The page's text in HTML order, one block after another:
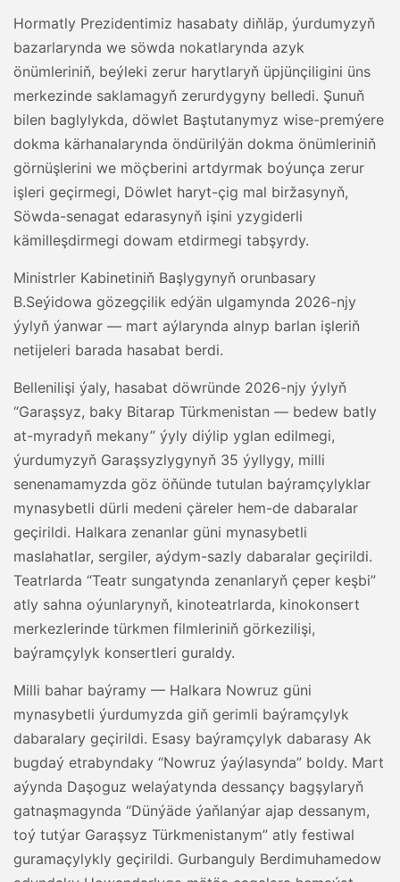
Hormatly Prezidentimiz hasabaty diňläp, ýurdumyzyň
bazarlarynda we söwda nokatlarynda azyk
önümleriniň, beýleki zerur harytlaryň üpjünçiligini üns
merkezinde saklamagyň zerurdygyny belledi. Şunuň
bilen baglylykda, döwlet Baştutanymyz wise-premýere
dokma kärhanalarynda öndürilýän dokma önümleriniň
görnüşlerini we möçberini artdyrmak boýunça zerur
işleri geçirmegi, Döwlet haryt-çig mal biržasynyň,
Söwda-senagat edarasynyň işini yzygiderli
kämilleşdirmegi dowam etdirmegi tabşyrdy.
Ministrler Kabinetiniň Başlygynyň orunbasary
B.Seýidowa gözegçilik edýän ulgamynda 2026-njy
ýylyň ýanwar — mart aýlarynda alnyp barlan işleriň
netijeleri barada hasabat berdi.
Bellenilişi ýaly, hasabat döwründe 2026-njy ýylyň
“Garaşsyz, baky Bitarap Türkmenistan — bedew batly
at-myradyň mekany” ýyly diýlip yglan edilmegi,
ýurdumyzyň Garaşsyzlygynyň 35 ýyllygy, milli
senenamamyzda göz öňünde tutulan baýramçylyklar
mynasybetli dürli medeni çäreler hem-de dabaralar
geçirildi. Halkara zenanlar güni mynasybetli
maslahatlar, sergiler, aýdym-sazly dabaralar geçirildi.
Teatrlarda “Teatr sungatynda zenanlaryň çeper keşbi”
atly sahna oýunlarynyň, kinoteatrlarda, kinokonsert
merkezlerinde türkmen filmleriniň görkezilişi,
baýramçylyk konsertleri guraldy.
Milli bahar baýramy — Halkara Nowruz güni
mynasybetli ýurdumyzda giň gerimli baýramçylyk
dabaralary geçirildi. Esasy baýramçylyk dabarasy Ak
bugdaý etrabyndaky “Nowruz ýaýlasynda” boldy. Mart
aýynda Daşoguz welaýatynda dessançy bagşylaryň
gatnaşmagynda “Dünýäde ýaňlanýar ajap dessanym,
toý tutýar Garaşsyz Türkmenistanym” atly festiwal
guramaçylykly geçirildi. Gurbanguly Berdimuhamedow